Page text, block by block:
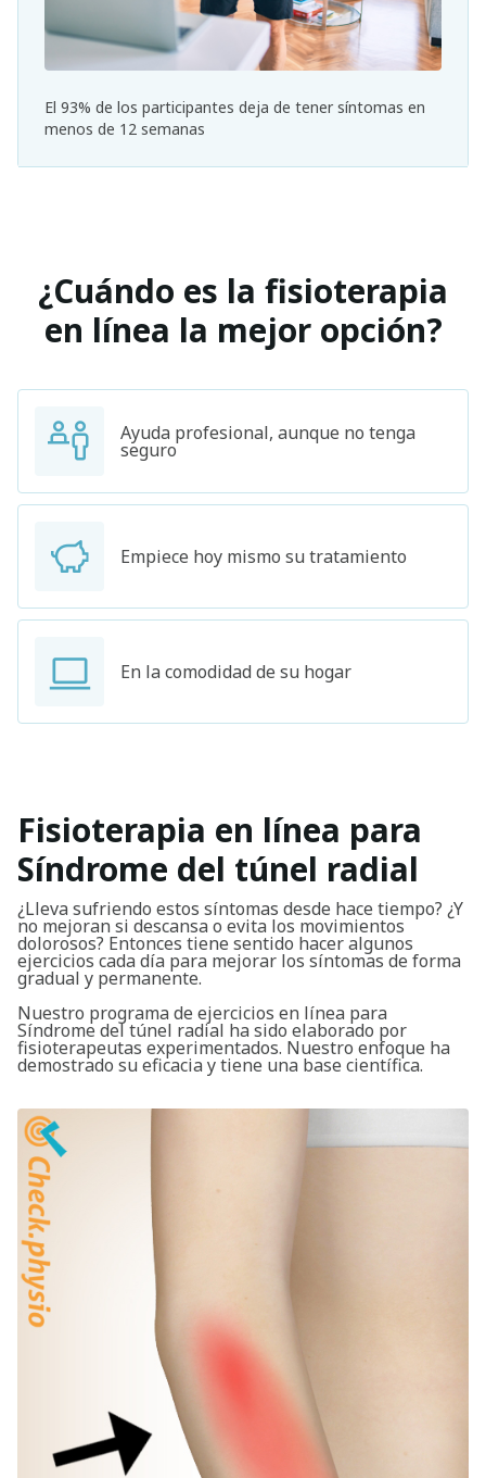
El 93% de los participantes deja de tener síntomas en
menos de 12 semanas
¿Cuándo es la fisioterapia
en línea la mejor opción?
Ayuda profesional, aunque no tenga
seguro
Empiece hoy mismo su tratamiento
En la comodidad de su hogar
Fisioterapia en línea para
Síndrome del túnel radial
¿Lleva sufriendo estos síntomas desde hace tiempo? ¿Y
no mejoran si descansa o evita los movimientos
dolorosos? Entonces tiene sentido hacer algunos
ejercicios cada día para mejorar los síntomas de forma
gradual y permanente.
Nuestro programa de ejercicios en línea para
Síndrome del túnel radial ha sido elaborado por
fisioterapeutas experimentados. Nuestro enfoque ha
demostrado su eficacia y tiene una base científica.